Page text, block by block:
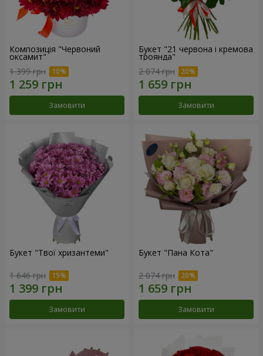
Композиція "Червоний
оксамит"
1 399 грн
Замовити
Букет "21 червона і кремова
троянда"
2 074 грн
Замовити
Букет "Твої хризантеми"
1 646 грн
Замовити
Букет "Пана Кота"
2 074 грн
Замовити